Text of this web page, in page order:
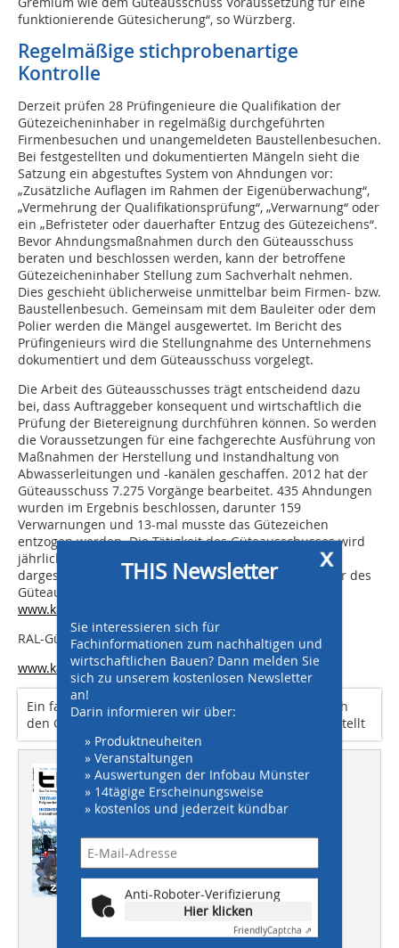
funktionierende Gütesicherung“, so Würzberg.
Regelmäßige stichprobenartige
Kontrolle
Derzeit prüfen 28 Prüfingenieure die Qualifikation der
Gütezeicheninhaber in regelmäßig durchgeführten
Firmenbesuchen und unangemeldeten Baustellenbesuchen.
Bei festgestellten und dokumentierten Mängeln sieht die
Satzung ein abgestuftes System von Ahndungen vor:
„Zusätzliche Auflagen im Rahmen der Eigenüberwachung“,
„Vermehrung der Qualifikationsprüfung“, „Verwarnung“ oder
ein „Befristeter oder dauerhafter Entzug des Gütezeichens“.
Bevor Ahndungsmaßnahmen durch den Güteausschuss
beraten und beschlossen werden, kann der betroffene
Gütezeicheninhaber Stellung zum Sachverhalt nehmen.
Dies geschieht üblicherweise unmittelbar beim Firmen- bzw.
Baustellenbesuch. Gemeinsam mit dem Bauleiter oder dem
Polier werden die Mängel ausgewertet. Im Bericht des
Prüfingenieurs wird die Stellungnahme des Unternehmens
dokumentiert und dem Güteausschuss vorgelegt.
Die Arbeit des Güteausschusses trägt entscheidend dazu
bei, dass Auftraggeber konsequent und wirtschaftlich die
Prüfung der Bietereignung durchführen können. So werden
die Voraussetzungen für eine fachgerechte Ausführung von
Maßnahmen der Herstellung und Instandhaltung von
Abwasserleitungen und -kanälen geschaffen. 2012 hat der
Güteausschuss 7.275 Vorgänge bearbeitet. 435 Ahndungen
wurden im Ergebnis beschlossen, darunter 159
Verwarnungen und 13-mal musste das Gütezeichen
entzogen werden. Die Tätigkeit des Güteausschusses wird
jährlich ausführlich in der Broschüre Zahlen & Fakten
dargestellt; über die Zusammensetzung der Mitglieder des
Güteausschusses informiert die Internetseite
www.kanalbau.com
RAL-Gütegemeinschaft Güteschutz Kanalbau
www.kanalbau.com
Ein fairer Wettbewerb zwischen den ­Bietern ist durch
den Güteausschuss der Gütegemeinschaft sichergestellt
Dieser Artikel erschien in
THIS 01/2013
GEOTHERMIE
Energie der Zunkunft
TIEFBAU
Polymerbeton im Tiefbau
INGENIEURBAU
x
THIS Newsletter
Sie interessieren sich für
Fachinformationen zum nachhaltigen und
wirtschaftlichen Bauen? Dann melden Sie
sich zu unserem kostenlosen Newsletter
an!
Darin informieren wir über:
» Produktneuheiten
» Veranstaltungen
» Auswertungen der Infobau Münster
» 14tägige Erscheinungsweise
» kostenlos und jederzeit kündbar
Anti-Roboter-Verifizierung
Hier klicken
FriendlyCaptcha ⇗